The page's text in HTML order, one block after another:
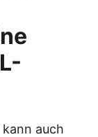
auch